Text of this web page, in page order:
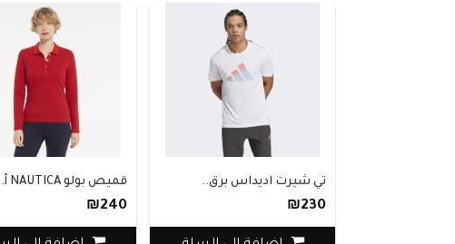
تي شيرت اديداس برق..
₪230
قميص بولو NAUTICA أ..
₪240